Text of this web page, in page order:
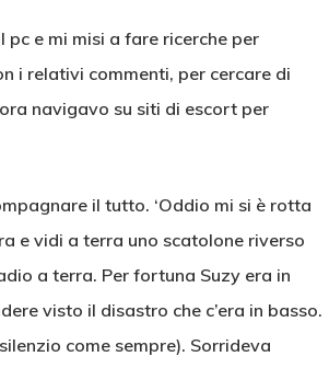
e mi misi a fare ricerche per
i relativi commenti, per cercare di
navigavo su siti di escort per
il tutto. ‘Oddio mi si è rotta
e vidi a terra uno scatolone riverso
a terra. Per fortuna Suzy era in
visto il disastro che c’era in basso.
come sempre). Sorrideva